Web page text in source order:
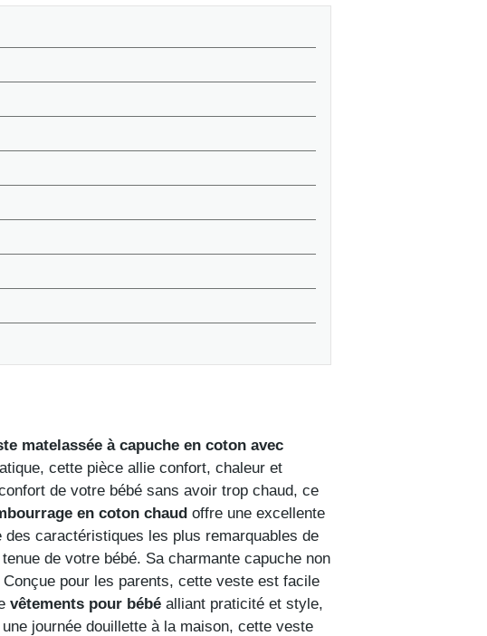
matelassée à capuche en coton avec
cette pièce allie confort, chaleur et
de votre bébé sans avoir trop chaud, ce
en coton chaud offre une excellente
caractéristiques les plus remarquables de
de votre bébé. Sa charmante capuche non
pour les parents, cette veste est facile
vêtements pour bébé alliant praticité et style,
journée douillette à la maison, cette veste